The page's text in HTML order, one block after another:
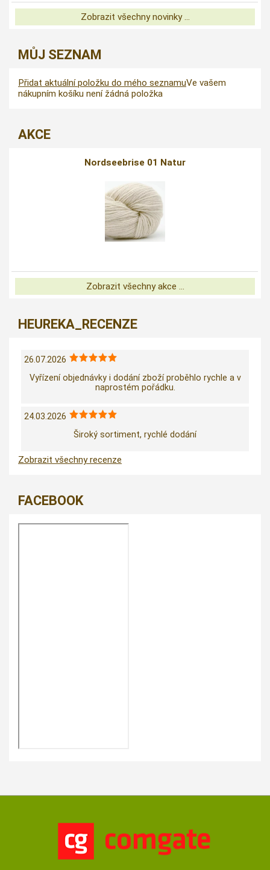
Zobrazit všechny novinky ...
MŮJ SEZNAM
Přidat aktuální položku do mého seznamuVe vašem
nákupním košíku není žádná položka
AKCE
Nordseebrise 01 Natur
Zobrazit všechny akce ...
HEUREKA_RECENZE
26.07.2026
Vyřízení objednávky i dodání zboží proběhlo rychle a v
naprostém pořádku.
24.03.2026
Široký sortiment, rychlé dodání
Zobrazit všechny recenze
FACEBOOK